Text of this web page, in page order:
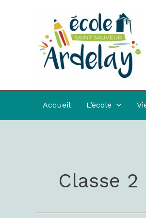
Accueil L’école
Classe 2